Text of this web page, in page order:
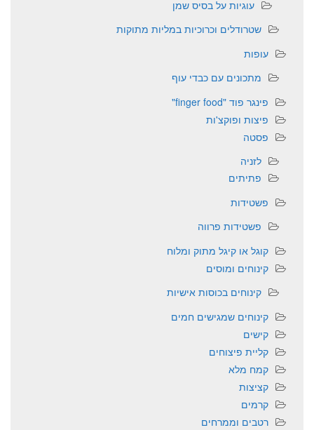
עוגיות על בסיס שמן
שטרודלים וכרוכיות במליות מתוקות
עופות
מתכונים עם כבדי עוף
פינגר פוד "finger food"
פיצות ופוקצ'ות
פסטה
לזניה
פתיתים
פשטידות
פשטידות פרווה
קוגל או קיגל מתוק ומלוח
קינוחים ומוסים
קינוחים בכוסות אישיות
קינוחים שמגישים חמים
קישים
קליית פיצוחים
קמח מלא
קציצות
קרמים
רטבים וממרחים